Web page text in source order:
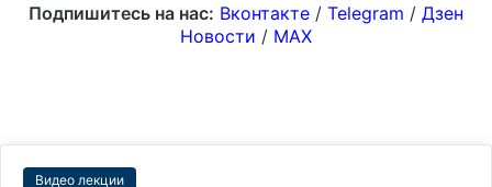
Подпишитесь на нас: Вконтакте / Telegram / Дзен
Новости / MAX